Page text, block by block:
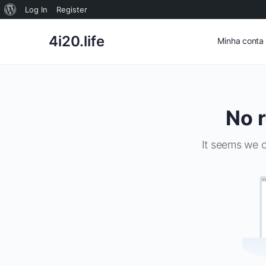
Sobre
WordPress
Log In Register
4i20.life Minha conta
No
It seems we